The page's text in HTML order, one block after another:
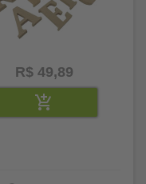
R$ 49,89